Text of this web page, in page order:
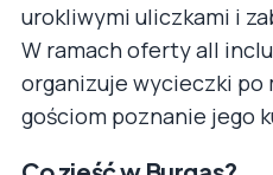
urokliwymi uliczkami i
W ramach oferty all
organizuje wycieczki po
gościom poznanie jego